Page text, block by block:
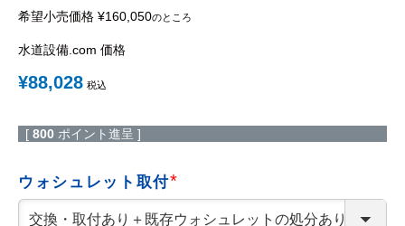
希望小売価格 ¥160,050のところ
水道設備.com 価格
¥88,028 税込
[ 800 ポイント進呈 ]
ウォシュレット取付
(
必